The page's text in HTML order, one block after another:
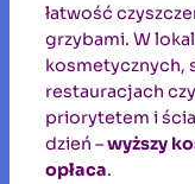
łatwość
grzybami. W
kosmetycznych,
restauracjach
priorytetem i
dzień –wyższy
opłaca.